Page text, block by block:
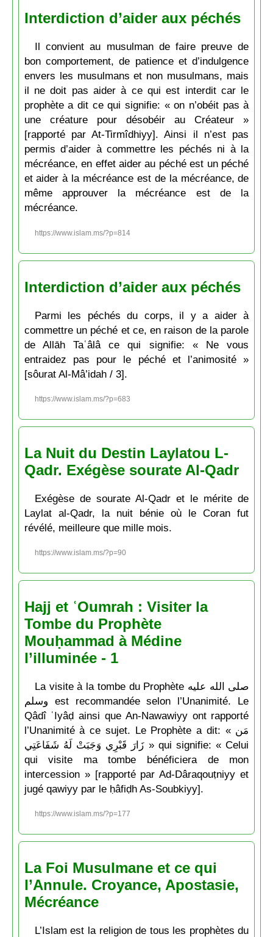
Interdiction d’aider aux péchés
Il convient au musulman de faire preuve de
bon comportement, de patience et d’indulgence
envers les musulmans et non musulmans, mais
il ne doit pas aider à ce qui est interdit car le
prophète a dit ce qui signifie: « on n’obéit pas à
une créature pour désobéir au Créateur »
[rapporté par At-Tirmîdhiyy]. Ainsi il n’est pas
permis d’aider à commettre les péchés ni à la
mécréance, en effet aider au péché est un péché
et aider à la mécréance est de la mécréance, de
même approuver la mécréance est de la
mécréance.
https://www.islam.ms/?p=814
Interdiction d’aider aux péchés
Parmi les péchés du corps, il y a aider à
commettre un péché et ce, en raison de la parole
de Allāh Taʿâlâ ce qui signifie: « Ne vous
entraidez pas pour le péché et l’animosité »
[sôurat Al-Mâ’idah / 3].
https://www.islam.ms/?p=683
La Nuit du Destin Laylatou L-
Qadr. Exégèse sourate Al-Qadr
Exégèse de sourate Al-Qadr et le mérite de
Laylat al-Qadr, la nuit bénie où le Coran fut
révélé, meilleure que mille mois.
https://www.islam.ms/?p=90
Hajj et ʿOumrah : Visiter la
Tombe du Prophète
Mouḥammad à Médine
l’illuminée - 1
La visite à la tombe du Prophète صلى الله عليه
وسلم est recommandée selon l’Unanimité. Le
Qâdî ʿIyâḍ ainsi que An-Nawawiyy ont rapporté
l’Unanimité à ce sujet. Le Prophète a dit: « مَن
زَارَ قَبْرِي وَجَبَتْ لَهُ شَفَاعَتِي » qui signifie: « Celui
qui visite ma tombe bénéficiera de mon
intercession » [rapporté par Ad-Dâraqouṭniyy et
jugé qawiyy par le ḥâfiḍh As-Soubkiyy].
https://www.islam.ms/?p=177
La Foi Musulmane et ce qui
l’Annule. Croyance, Apostasie,
Mécréance
L’Islam est la religion de tous les prophètes du